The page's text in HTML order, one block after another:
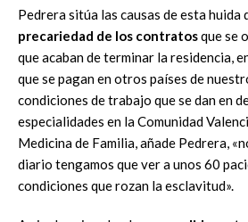
Pedrera sitúa las causas de esta huida
precariedad de los contratosque se
que acaban de terminar la residencia,
que se pagan en otros países de
condiciones de trabajo que se dan en
especialidades en la Comunidad
Medicina de Familia, añade Pedrera,
diario tengamos que ver a unos 60
condiciones que rozan la esclavitud».